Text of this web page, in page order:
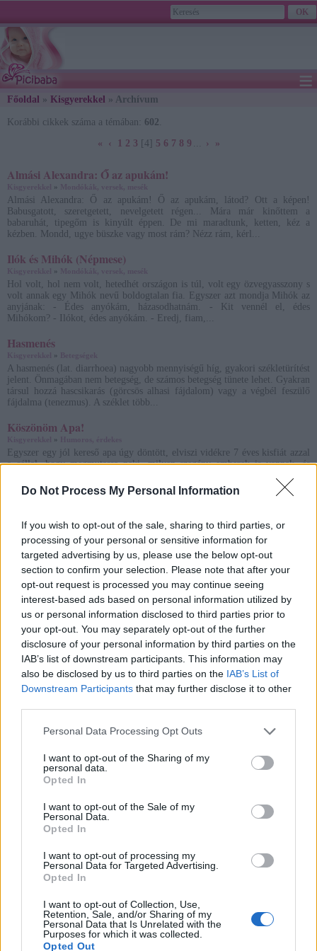
Do Not Process My Personal Information
If you wish to opt-out of the sale, sharing to third parties, or
processing of your personal or sensitive information for
targeted advertising by us, please use the below opt-out
section to confirm your selection. Please note that after your
opt-out request is processed you may continue seeing
interest-based ads based on personal information utilized by
us or personal information disclosed to third parties prior to
your opt-out. You may separately opt-out of the further
disclosure of your personal information by third parties on the
IAB’s list of downstream participants. This information may
also be disclosed by us to third parties on the IAB’s List of
Downstream Participants that may further disclose it to other
Personal Data Processing Opt Outs
I want to opt-out of the Sharing of my
personal data.
Opted In
I want to opt-out of the Sale of my
Personal Data.
Opted In
I want to opt-out of processing my
Personal Data for Targeted Advertising.
Opted In
I want to opt-out of Collection, Use,
Retention, Sale, and/or Sharing of my
Personal Data that Is Unrelated with the
Purposes for which it was collected.
Opted Out
≡
Főoldal » Kisgyerekkel » Archívum2026. August 07., Friday - Ibolya napja
Korábbi cikkek száma a témában: 602.
«
‹ 1 2 3 [4] 5 6 7 8 9 ... › »
Almási Alexandra: Ő az apukám!
»
Almási Alexandra: Ő az apukám! Ő az apukám, látod? Ott a képen!
Babusgatott, szeretgetett, nevelgetett régen... Mára már kinőttem a
babaruhát, tipegőm is kinyúlt éppen. De mi maradtunk, ketten, kéz a
kézben. Mondd, ugye büszke vagy most rám? Nézz rám, kérl...
Ilók és Mihók (Népmese)
»
Hol volt, hol nem volt, hetedhét országon is túl, volt egy özvegyasszony s
volt annak egy Mihók nevű boldogtalan fia. Egyszer azt mondja Mihók az
anyjának: - Édes anyókám, házasodhatnám. - Kit vennél el, édes
Mihókom? - Ilókot, édes anyókám. - Eredj, fiam,...
Hasmenés
»
A hasmenés (lat. diarrhoea) nagyobb mennyiségű híg, gyakori székletürítést
jelent. Önmagában nem betegség, de számos betegség tünete lehet. Gyakran
társul hozzá hascsikarás (görcsös alhasi fájdalom) vagy a végbél feszülő
fájdalma (tenezmus). A széklet több...
Köszönöm Apa!
»
Egyszer egy jól kereső apa úgy döntött, elviszi vidékre 7 éves kisfiát azzal
a céllal, hogy megmutassa neki, milyen szegény emberek is vannak, és
szerencsés családban él.
Kisgyerekkel»Gyerekjátékok
A játékot egyszerre 2 játékos játssza. Az egyik "x"-et a másik "o"-t rajzol.
Felváltva rajzolják a saját jeleiket a már meglévők mellé. A cél, hogy
függőlegesen, vízszintesen vagy átlósan hármat elhelyezzen a játékos a saját
jeléből, viszont oda kell f...
Állatkák kagylóból és csigából
A megtisztított, megmosott, megszárított vázakat rendszerezzük, tervezzük
el, hogy mi fog készülni belőlük. Csiszolópapír segítségével akár méretre is
csiszolhatjuk őket. Az egyes részeket ragasztópisztoly segítségével rögzítsük
egymáshoz. A piciny orrok...
Szúnyogos versek, mondókák
Kisgyerekkel»Mondókák, versek, mesék
úr a patikus maga rakta sínbe, Nem vitték a kórházba kinn fekszik a
színbe’. Jönnek is a rokonok, ismerősök sorr...
Kéz- és ujj játékok 3.
Kisgyerekkel » Mondókák, versek, mesék
kísérni. Én azokból válogattam az előzőekben és most is, amelyek mi
rendszeresen használtunk/használunk a játékaink során, és amelyek
elsősorban a kart, a csuklót, a kezet és az ujjakat mozgat...
Gyógyító mesék: Ha a gyerek nem akar elaludni
Kisgyerekkel»Mondókák, versek, mesék
Andris, itt az ideje, hogy végre lefeküdj! - figyelmezteti kisfiát édesanya.
Andris azonban épp az autóival van elfoglalva, és esze ágában sincs
Szó sem lehet róla! Így is továb...
Naponta 8-12 órát csüngnek a fiatalok a médián
Kisgyerekkel»Gyereknevelés